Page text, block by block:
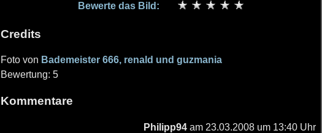
Bewerte das Bild:
Credits
Foto von Bademeister 666, renald und guzmania
Bewertung: 5
Kommentare
Philipp94 am 23.03.2008 um 13:40 Uhr